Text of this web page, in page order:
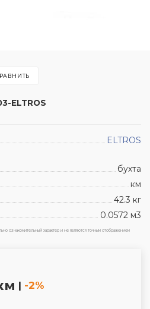
ELTROS
ELTROS
бухта
км
42.3 кг
0.0572 м3
ознакомительный характер и не являются точным отображением
| -2%